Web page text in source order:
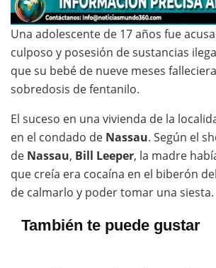
Una adolescente de 17 años fue
culposo y posesión de sustancias
que su bebé de nueve meses
sobredosis de fentanilo.
El suceso en una vivienda de la
en el condado de Nassau. Según el
de Nassau, Bill Leeper, la madre
que creía era cocaína en el biberón
de calmarlo y poder tomar una siesta.
También te puede gustar